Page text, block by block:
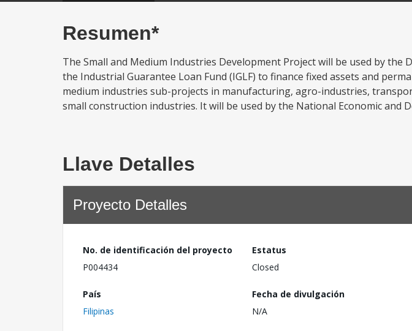
Resumen*
The Small and Medium Industries Development Project will be used by the
the Industrial Guarantee Loan Fund (IGLF) to finance fixed assets and
medium industries sub-projects in manufacturing, agro-industries,
small construction industries. It will be used by the National Economic and
Llave Detalles
Proyecto Detalles
No. de identificación del proyecto
P004434
Estatus
Closed
País
Filipinas
Fecha de divulgación
N/A